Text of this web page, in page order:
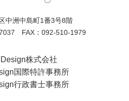
中洲中島町1番3号8階
FAX：092-510-1979
株式会社
国際特許事務所
行政書士事務所